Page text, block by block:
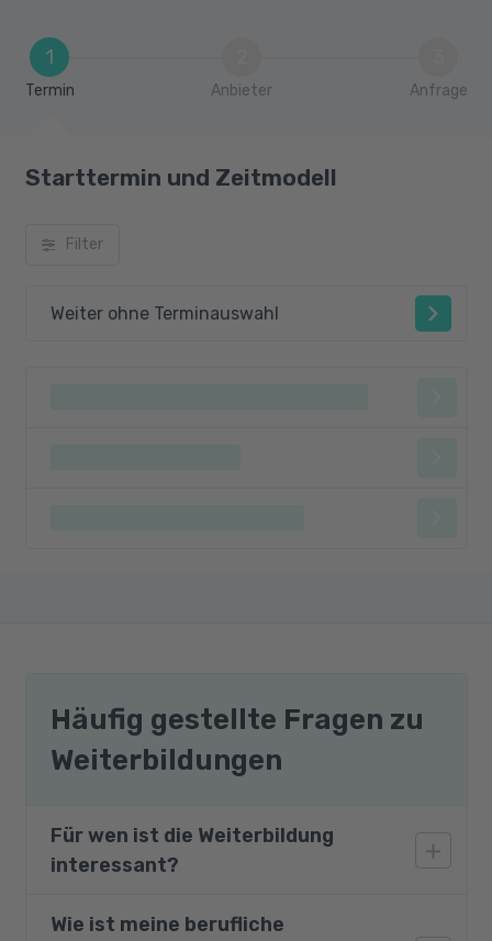
1
Termin Anbieter Anfrage
Starttermin und Zeitmodell
Filter
Weiter ohne Terminauswahl
Häufig gestellte Fragen zu
Weiterbildungen
Für wen ist die Weiterbildung
interessant?
Dieser Vorbereitungskurs richtet sich an
Wie ist meine berufliche